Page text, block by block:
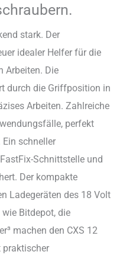
stark. Der
idealer Helfer für die
Arbeiten. Die
durch die Griffposition in
Arbeiten. Zahlreiche
perfekt
Ein schneller
Schnittstelle und
Der kompakte
Ladegeräten des 18 Volt
Bitdepot, die
machen den CXS 12